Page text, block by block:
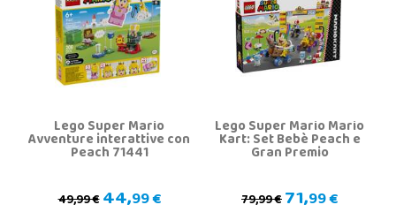
Lego Super Mario
Avventure interattive con
Peach 71441
49,99 €44,99 €
Lego Super Mario Mario
Kart: Set Bebè Peach e
Gran Premio
79,99 €71,99 €